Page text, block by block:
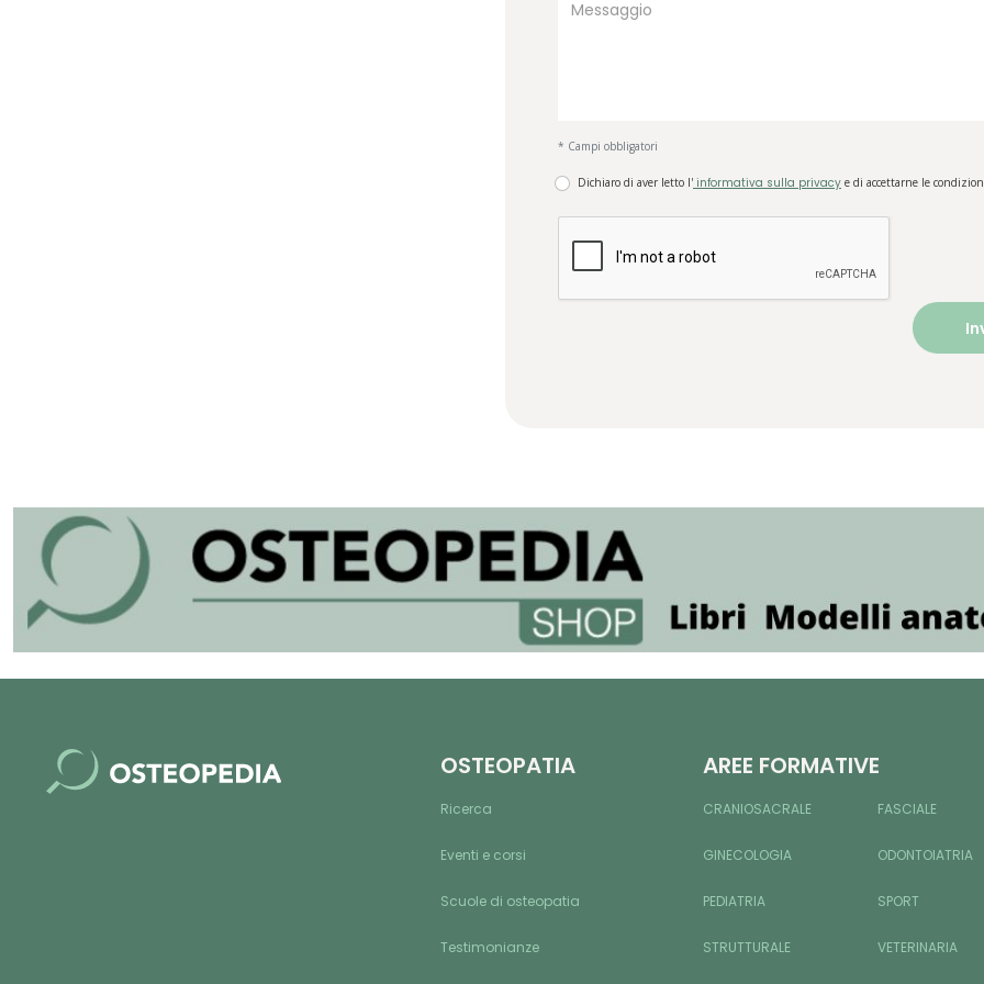
* Campi obbligatori
Dichiaro di aver letto l' informativa sulla privacy e di accettarne le
OSTEOPATIA
Ricerca
Eventi e corsi
Scuole di osteopatia
Testimonianze
AREE FORMATIVE
CRANIOSACRALE FASCIALE
GINECOLOGIA ODONTOIATRIA
PEDIATRIA SPORT
STRUTTURALE VETERINARIA